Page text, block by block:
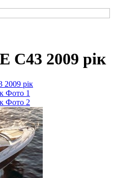
C43 2009 рік